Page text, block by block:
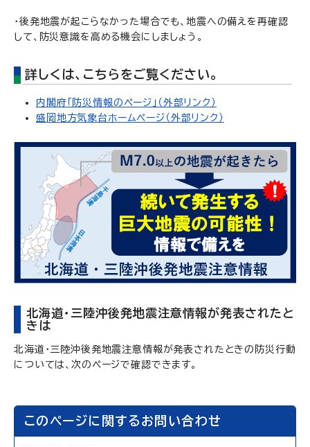
・後発地震が起こらなかった場合でも、地震への備えを再確認
して、防災意識を高める機会にしましょう。
詳しくは、こちらをご覧ください。
内閣府「防災情報のページ」（外部リンク）
盛岡地方気象台ホームページ（外部リンク）
北海道・三陸沖後発地震注意情報が発表されたと
きは
北海道・三陸沖後発地震注意情報が発表されたときの防災行動
については、次のページで確認できます。
このページに関するお問い合わせ